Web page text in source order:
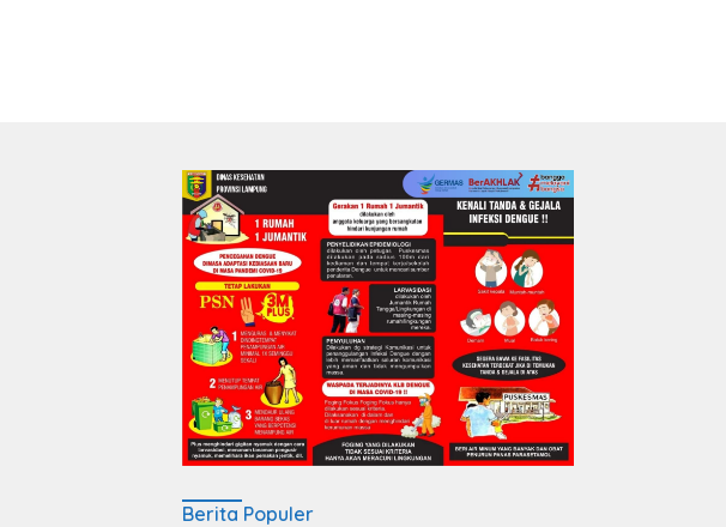
Berita Populer